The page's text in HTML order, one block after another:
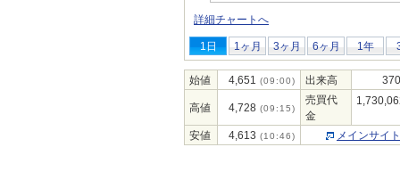
詳細チャートへ
1日 1ヶ月 3ヶ月 6ヶ月 1年
始値 4,651 (09:00) 出来高
高値 4,728 (09:15)
売買代
金
安値 4,613 (10:46) メインサイ